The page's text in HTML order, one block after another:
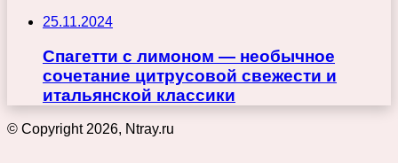
25.11.2024
Спагетти с лимоном — необычное
сочетание цитрусовой свежести и
итальянской классики
© Copyright 2026, Ntray.ru